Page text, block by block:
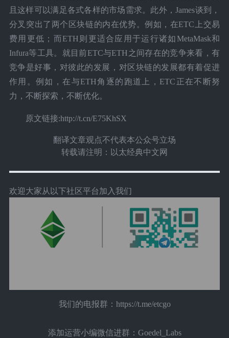
且这样可以满足各式各样的市场需求。此外，James谈到，
分叉突出了两个区块链的内在优势。例如，在ETC上交易
费用更低；而ETH则更适合应用于运行诸如MetaMask和
Infura等工具。就目前ETC与ETH之间存在的竞争来看，有
竞争是好事，对彼此的发展，对区块链的发展都有着促进
作用。例如，在与ETH角逐的跑道上，ETC正在不断努
力，不断探索，不断优化。
原文链接:http://t.cn/E75KhSX
翻译文章观点不代表本公众号立场
转载请注明：以太经典中文网
欢迎大家从以下社区平台加入我们
我们的电报群：https://t.me/etcgo
添加运营小编微信进群：Goedel_Labs